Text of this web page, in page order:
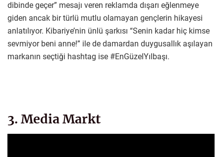
dibinde geçer” mesajı veren reklamda dışarı eğlenmeye
giden ancak bir türlü mutlu olamayan gençlerin hikayesi
anlatılıyor. Kibariye’nin ünlü şarkısı “Senin kadar hiç kimse
sevmiyor beni anne!” ile de damardan duygusallık aşılayan
markanın seçtiği hashtag ise #EnGüzelYılbaşı.
3. Media Markt